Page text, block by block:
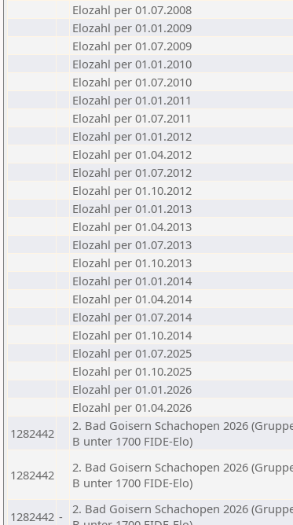
Elozahl per 01.07.2008
Elozahl per 01.01.2009
Elozahl per 01.07.2009
Elozahl per 01.01.2010
Elozahl per 01.07.2010
Elozahl per 01.01.2011
Elozahl per 01.07.2011
Elozahl per 01.01.2012
Elozahl per 01.04.2012
Elozahl per 01.07.2012
Elozahl per 01.10.2012
Elozahl per 01.01.2013
Elozahl per 01.04.2013
Elozahl per 01.07.2013
Elozahl per 01.10.2013
Elozahl per 01.01.2014
Elozahl per 01.04.2014
Elozahl per 01.07.2014
Elozahl per 01.10.2014
Elozahl per 01.07.2025
Elozahl per 01.10.2025
Elozahl per 01.01.2026
Elozahl per 01.04.2026
1282442
2. Bad Goisern Schachopen 2026
B unter 1700 FIDE-Elo)
1282442
2. Bad Goisern Schachopen 2026
B unter 1700 FIDE-Elo)
1282442 -
2. Bad Goisern Schachopen 2026